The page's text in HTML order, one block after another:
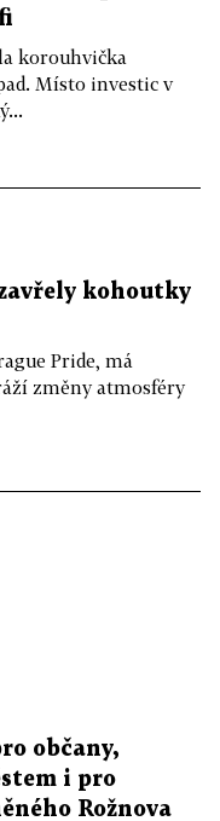
korouhvička
Místo investic v
kohoutky
Pride, má
změny atmosféry
občany,
i pro
Rožnova